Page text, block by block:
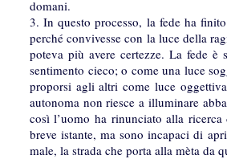
domani.
3. In questo processo, la fede ha
perché convivesse con la luce della
poteva più avere certezze. La fede
sentimento cieco; o come una luce
proporsi agli altri come luce
autonoma non riesce a illuminare
così l’uomo ha rinunciato alla
breve istante, ma sono incapaci di
male, la strada che porta alla mèta da